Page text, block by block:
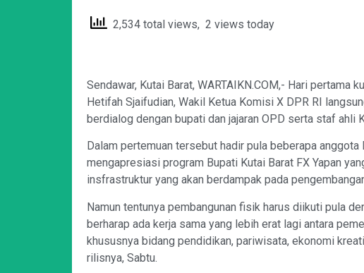
2,534 total views, 2 views today
Sendawar, Kutai Barat, WARTAIKN.COM,- Hari pertama
Hetifah Sjaifudian, Wakil Ketua Komisi X DPR RI
berdialog dengan bupati dan jajaran OPD serta staf ahli
Dalam pertemuan tersebut hadir pula beberapa
mengapresiasi program Bupati Kutai Barat FX Yapan
insfrastruktur yang akan berdampak pada
Namun tentunya pembangunan fisik harus diikuti pula
berharap ada kerja sama yang lebih erat lagi antara
khususnya bidang pendidikan, pariwisata, ekonomi
rilisnya, Sabtu.